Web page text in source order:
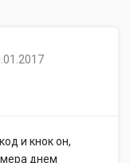
и кнок он,
днем